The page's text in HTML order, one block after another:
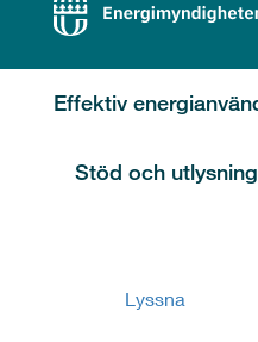
Effektiv
Stöd och
Lyssna